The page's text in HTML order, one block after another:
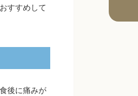
すすめして
後に痛みが